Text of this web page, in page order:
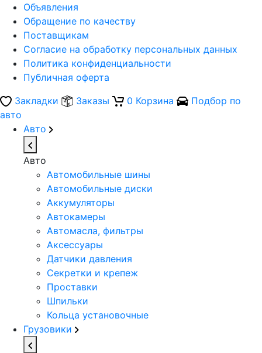
Объявления
Обращение по качеству
Поставщикам
Согласие на обработку персональных данных
Политика конфиденциальности
Публичная оферта
Закладки
Заказы 0 Корзина
Подбор по
авто
Авто
Авто
Автомобильные шины
Автомобильные диски
Аккумуляторы
Автокамеры
Автомасла, фильтры
Аксессуары
Датчики давления
Секретки и крепеж
Проставки
Шпильки
Кольца установочные
Грузовики